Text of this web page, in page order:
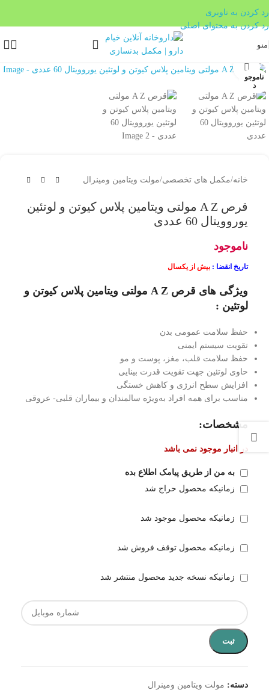
بدون ضامن، بدون سودرد کردن به ناوبری
رد کردن به محتوای اصلی
منو
ناموجو
د
بزرگنمایی تصویر
خانه/مکمل های تخصصی/مولت ویتامین ومینرال
قرص A Z مولتی ویتامین پلاس کیوتن و لوتئین
یوروویتال 60 عددی
ناموجود
تاریخ انقضا : بیش از یکسال
ویژگی های قرص A Z مولتی ویتامین پلاس کیوتن و
لوتئین :
حفظ سلامت عمومی بدن
تقویت سیستم ایمنی
حفظ سلامت قلب، مغز، پوست و مو
حاوی لوتئین جهت تقویت قدرت بینایی
افزایش سطح انرژی و کاهش خستگی
مناسب برای همه افراد به‌ویژه سالمندان و بیماران قلبی- عروقی
مشخصات:
در انبار موجود نمی باشد
به من از طریق پیامک اطلاع بده
زمانیکه محصول حراج شد
زمانیکه محصول موجود شد
زمانیکه محصول توقف فروش شد
زمانیکه نسخه جدید محصول منتشر شد
ثبت
دسته: مولت ویتامین ومینرال